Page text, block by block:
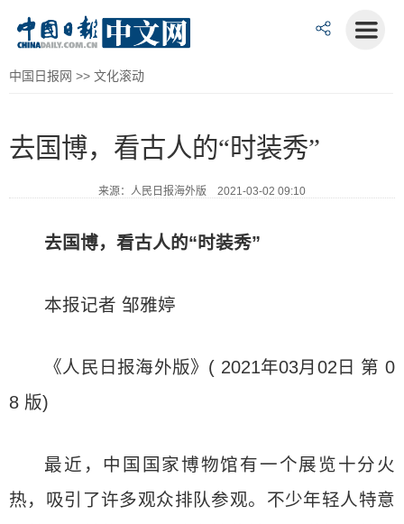
中国日报网 >> 文化滚动
去国博，看古人的“时装秀”
来源：人民日报海外版 2021-03-02 09:10
去国博，看古人的“时装秀”
本报记者 邹雅婷
《人民日报海外版》( 2021年03月02日 第 0
8 版)
最近，中国国家博物馆有一个展览十分火
热，吸引了许多观众排队参观。不少年轻人特意